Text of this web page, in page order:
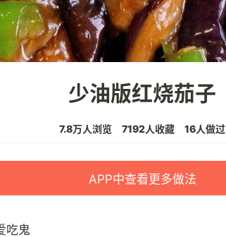
少油版红烧茄子
7.8万人浏览 7192人收藏 16人做过
APP中查看更多做法
吃鬼